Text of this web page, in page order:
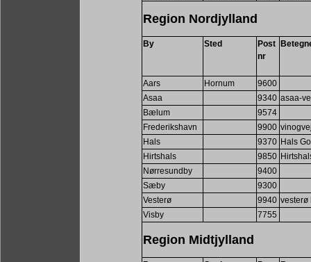
Region Nordjylland
By Sted
Post
nr
Aars Hornum
9600
Asaa
9340 asaa-
Bælum
9574
Frederikshavn
9900
Hals
9370 Hals
Hirtshals
9850
Nørresundby
9400
Sæby
9300
Vesterø
9940 vesterø
Visby
7755
Region Midtjylland